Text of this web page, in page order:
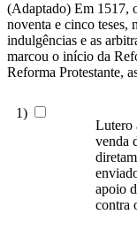
(Adaptado) Em 1517,
noventa e cinco teses,
indulgências e as
marcou o início da
Reforma Protestante,
1)
Lutero
venda
apoio
contra